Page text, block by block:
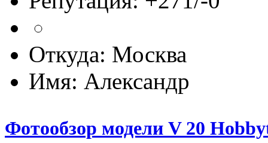
Откуда: Москва
Имя: Александр
Фотообзор модели V 20